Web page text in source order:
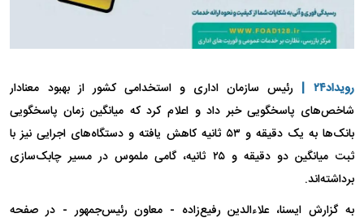
رویداد۲۴ |
رئیس سازمان اداری و استخدامی کشور از بهبود معنادار
شاخص‌های پاسخگویی خبر داد و اعلام کرد که میانگین زمان پاسخگویی
بانک‌ها به یک دقیقه و ۵۳ ثانیه کاهش یافته و دستگاه‌های اجرایی نیز با
ثبت میانگین دو دقیقه و ۲۵ ثانیه، گامی ملموس در مسیر چابک‌سازی
برداشته‌اند.
به گزارش ایسنا، علاءالدین رفیع‌زاده - معاون رئیس‌جمهور - در صفحه